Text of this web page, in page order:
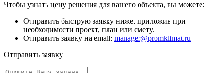
Чтобы узнать цену решения для вашего объекта, вы можете:
Отправить быструю заявку ниже, приложив при
необходимости проект, план или смету.
Отправить заявку на email: manager@promklimat.ru
Отправить заявку